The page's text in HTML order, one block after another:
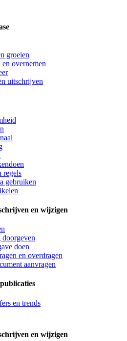
groeien
overnemen
uitschrijven
regels
gebruiken
en wijzigen
doen
en overdragen
aanvragen
en trends
en wijzigen